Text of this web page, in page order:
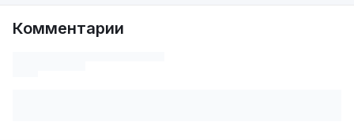
Комментарии